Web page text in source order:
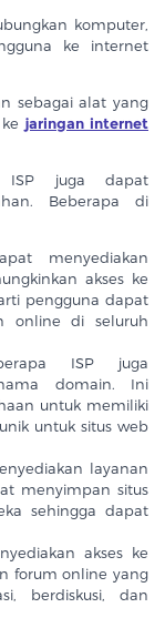
komputer,
ke internet
sebagai alat yang
jaringan internet
ISP juga dapat
Beberapa di
menyediakan
akses ke
pengguna dapat
online di seluruh
ISP juga
domain. Ini
untuk memiliki
untuk situs web
layanan
menyimpan situs
sehingga dapat
akses ke
forum online yang
berdiskusi, dan